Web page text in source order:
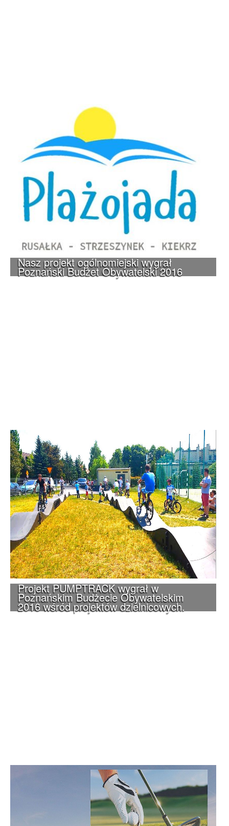
Nasz projekt ogólnomiejski wygrał
Poznański Budżet Obywatelski 2016
Projekt PUMPTRACK wygrał w
Poznańskim Budżecie Obywatelskim
2016 wśród projektów dzielnicowych.